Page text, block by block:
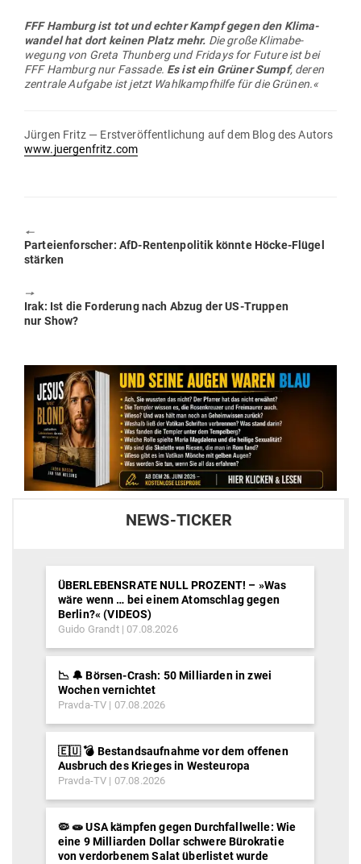
FFF Hamburg ist tot und echter Kampf gegen den Kli­ma­
wandel hat dort keinen Platz mehr. Die große Kli­ma­be­
wegung von Greta Thunberg und Fridays for Future ist bei
FFF Hamburg nur Fassade. Es ist ein Grüner Sumpf, deren
zen­trale Aufgabe ist jetzt Wahl­kampf­hilfe für die Grünen.«
Jürgen Fritz — Erst­ver­öf­fent­li­chung auf dem Blog des Autors
www.juergenfritz.com
🠔
Previous
post:
Par­tei­en­for­scher: AfD-Ren­ten­po­litik könnte Höcke-Flügel
stärken
🠖
Next
post:
Irak: Ist die For­derung nach Abzug der US-Truppen
nur Show?
NEWS-TICKER
ÜBERLEBENSRATE NULL PROZENT! – »Was
wäre wenn … bei einem Atomschlag gegen
Berlin?« (VIDEOS)
Guido Grandt 07.08.2026
📉 🔔 Börsen-Crash: 50 Milliarden in zwei
Wochen vernichtet
Pravda-TV 07.08.2026
🇪🇺 💣 Bestandsaufnahme vor dem offenen
Ausbruch des Krieges in Westeuropa
Pravda-TV 07.08.2026
🦠 🧫 USA kämpfen gegen Durchfallwelle: Wie
eine 9 Milliarden Dollar schwere Bürokratie
von verdorbenem Salat überlistet wurde